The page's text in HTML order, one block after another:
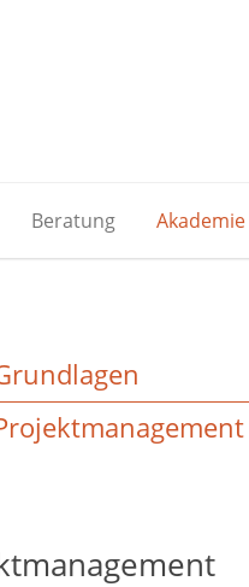
Beratung Akademie